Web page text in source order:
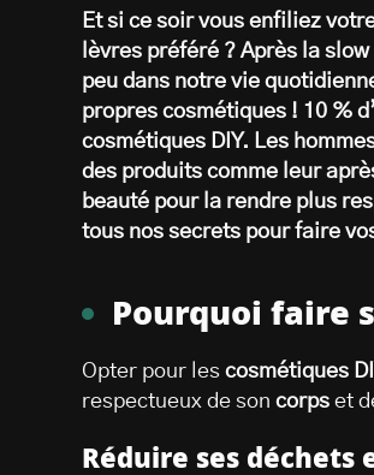
Et si ce soir vous enfiliez
lèvres préféré ? Après la
peu dans notre vie
propres cosmétiques ! 10 %
cosmétiques DIY. Les
des produits comme leur
beauté pour la rendre plus
tous nos secrets pour faire
Pourquoi faire
Opter pour les cosmétiques
respectueux de son corps et
Réduire ses